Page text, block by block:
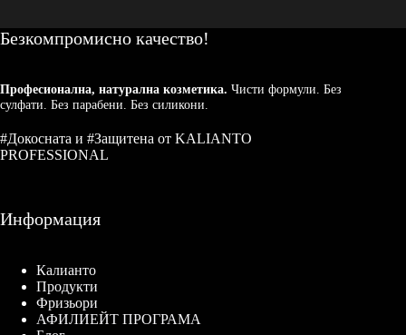
Безкомпромисно качество!
Професионална, натурална козметика. Чисти формули. Без
сулфати. Без парабени. Без силикони.
#Докосната и #Защитена от KALIANTO
PROFESSIONAL
Информация
Калианто
Продукти
Фризьори
АФИЛИЕЙТ ПРОГРАМА